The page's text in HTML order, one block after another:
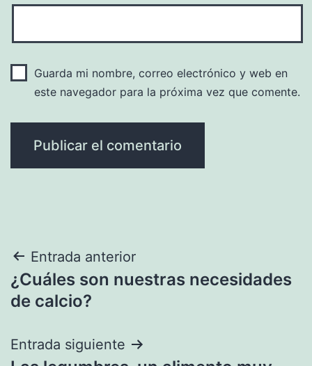
Guarda mi nombre, correo electrónico y web en
este navegador para la próxima vez que comente.
Navegación
de
Entrada anterior
¿Cuáles son nuestras necesidades
de calcio?
Entrada siguiente